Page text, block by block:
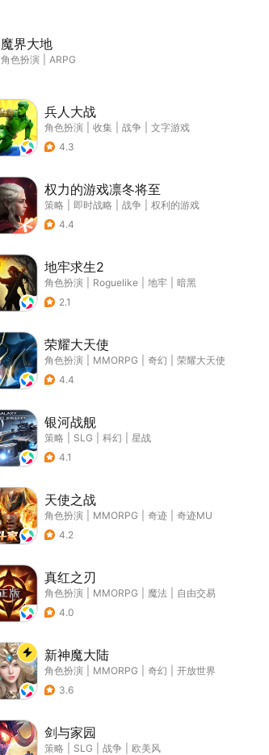
魔界大地
角色扮演 ARPG
兵人大战
角色扮演 收集 战争
文字游戏
4.3
权力的游戏凛冬将至
策略 即时战略 战争
权利的游戏
4.4
地牢求生2
角色扮演 Roguelike 地牢
暗黑
2.1
荣耀大天使
角色扮演 MMORPG 奇幻
荣耀大天使
4.4
银河战舰
策略 SLG 科幻
星战
4.1
天使之战
角色扮演 MMORPG 奇迹
奇迹MU
4.2
真红之刃
角色扮演 MMORPG 魔法
自由交易
4.0
新神魔大陆
角色扮演 MMORPG 奇幻
开放世界
3.6
剑与家园
策略 SLG 战争
欧美风